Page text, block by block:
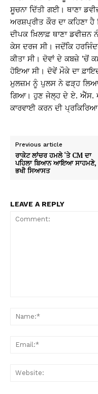
ਸੂਚਨਾ ਦਿੱਤੀ ਗਈ। ਥਾਣਾ
ਅਰਸ਼ਪ੍ਰੀਤ ਕੌਰ ਦਾ ਕਹਿਣਾ
ਦੀਪਕ ਖ਼ਿਲਾਫ਼ ਥਾਣਾ
ਕੇਸ ਦਰਜ ਸੀ। ਜਦੋਂਕਿ
ਕੀਤਾ ਸੀ। ਦੋਵਾਂ ਦੇ ਕਬਜ਼ੇ ’ਚੋਂ
ਹੋਇਆ ਸੀ। ਦੋਵੇਂ ਮੌਕੇ ਦਾ
ਮੁਲਜ਼ਮ ਨੂੰ ਪੁਲਸ ਨੇ ਫੜ੍ਹ ਲਿਆ
ਗਿਆ। ਹੁਣ ਜੇਲ੍ਹ ਦੇ ਏ. ਐੱਸ.
ਕਾਰਵਾਈ ਕਰਨ ਦੀ
Previous article
ਰਾਕੇਟ ਲਾਂਚਰ ਹਮਲੇ ‘ਤੇ CM ਦਾ
ਪਹਿਲਾ ਬਿਆਨ ਆਇਆ ਸਾਹਮਣੇ,
ਭਖੀ ਸਿਆਸਤ
LEAVE A REPLY